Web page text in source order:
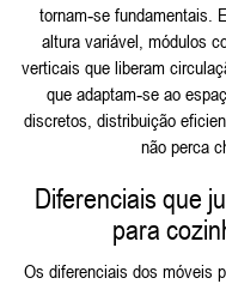
tornam‑se fundamentais.
altura variável, módulos
verticais que liberam
que adaptam‑se ao
discretos, distribuição
não perca
Diferenciais que
para
Os diferenciais dos móveis